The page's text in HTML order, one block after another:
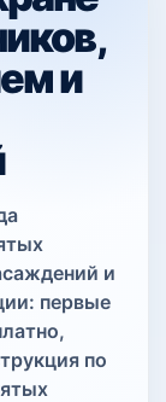
и
и
первые
по